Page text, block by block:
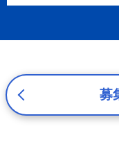
プライバシーを尊
間、妥当な範囲内で
応募者等の個人情
ついて、個人情報
募